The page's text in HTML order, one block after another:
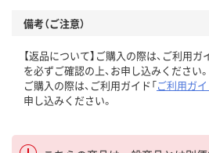
備考（ご注意）
【返品について】ご購入の際は、ご利用ガ
を必ずご確認の上、お申し込みください。
ご購入の際は、ご利用ガイド「ご利用ガイ
申し込みください。